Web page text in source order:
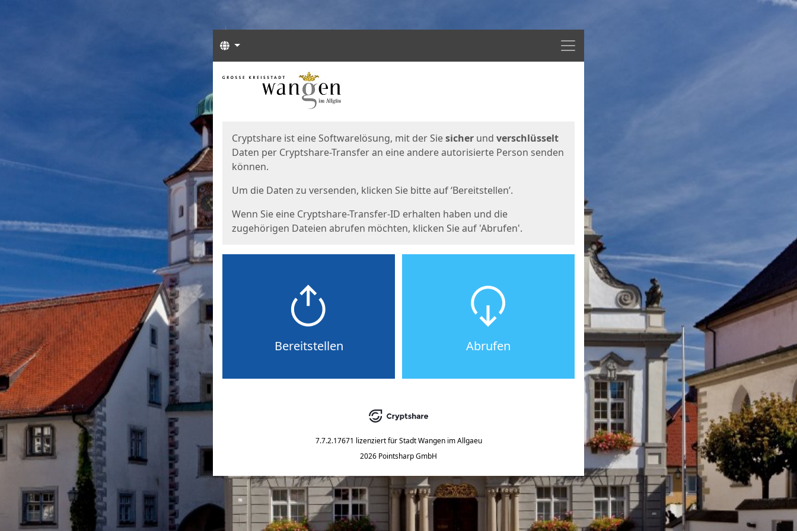
Menü
Sprachen
Start
Cryptshare ist eine Softwarelösung, mit der Siesicher und verschlüsselt
Daten per Cryptshare-Transfer an eine andere autorisierte Person senden
können.
Um die Daten zu versenden, klicken Sie bitte auf ‘Bereitstellen’.
Wenn Sie eine Cryptshare-Transfer-ID erhalten haben und die
zugehörigen Dateien abrufen möchten, klicken Sie auf 'Abrufen'.
Bereitstellen Abrufen
7.7.2.17671 lizenziert für Stadt Wangen im Allgaeu
2026 Pointsharp GmbH